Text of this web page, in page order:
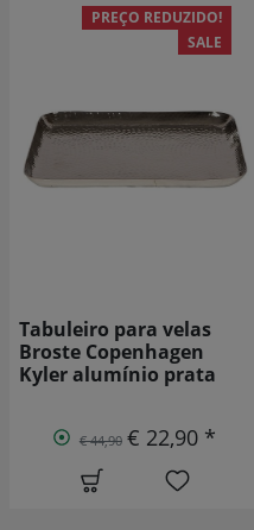
PREÇO REDUZIDO!
SALE
Caixa Broste
Copenhagen Osvald
15cm arenito bege
€ 59,90 € 39,90 *